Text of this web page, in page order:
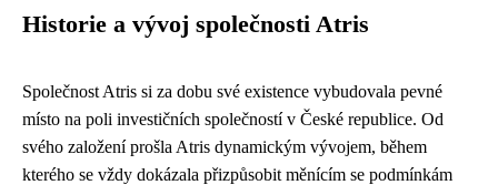
Historie a vývoj společnosti Atris
Společnost Atris si za dobu své existence vybudovala pevné
místo na poli investičních společností v České republice. Od
svého založení prošla Atris dynamickým vývojem, během
kterého se vždy dokázala přizpůsobit měnícím se podmínkám